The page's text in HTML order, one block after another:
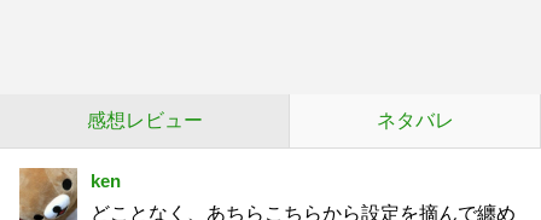
感想レビュー ネタバレ
ken
どことなく、あちらこちらから設定を摘んで纏め